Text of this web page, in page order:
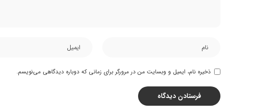
ذخیره نام، ایمیل و وبسایت من در مرورگر برای زمانی که دوباره دیدگاهی می‌نویسم.